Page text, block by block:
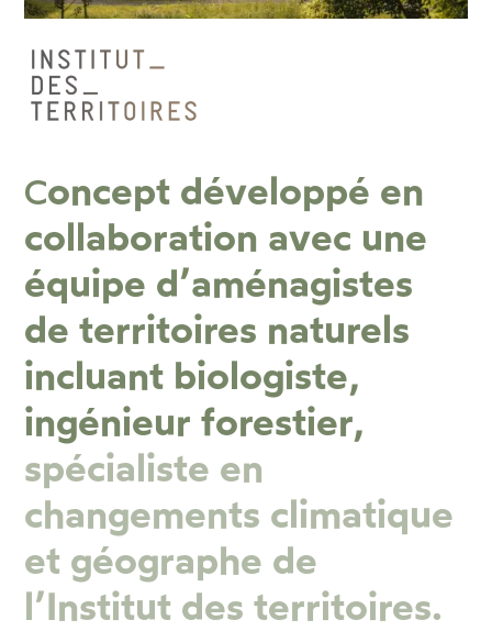
Concept développé en
collaboration avec une
équipe d’aménagistes
de territoires naturels
incluant biologiste,
ingénieur forestier,
spécialiste en
changements climatique
et géographe de
l’Institut des territoires.